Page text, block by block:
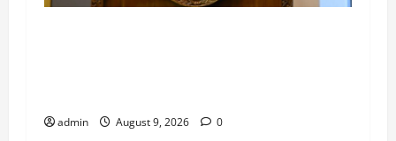
admin August 9, 2026 0